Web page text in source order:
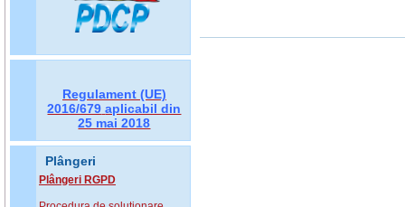
Regulament (UE)
2016/679 aplicabil din
25 mai 2018
Plângeri
Plângeri RGPD